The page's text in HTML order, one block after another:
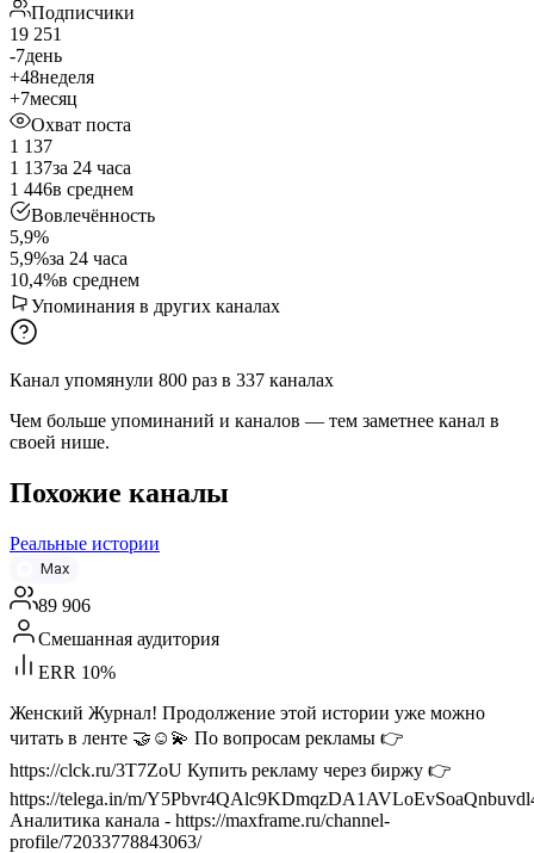
Подписчики
19 251
-7день
+48неделя
+7месяц
Охват поста
1 137
1 137за 24 часа
1 446в среднем
Вовлечённость
5,9%
5,9%за 24 часа
10,4%в среднем
Упоминания в других каналах
Канал упомянули 800 раз в 337 каналах
Чем больше упоминаний и каналов — тем заметнее канал в
своей нише.
Похожие каналы
Реальные истории
Max
89 906
Смешанная аудитория
ERR 10%
Женский Журнал! Продолжение этой истории уже можно
читать в ленте 🤝☺️💫 По вопросам рекламы 👉
https://clck.ru/3T7ZoU Купить рекламу через биржу 👉
https://telega.in/m/
Аналитика канала - https://maxframe.ru/channel-
profile/72033778843063/